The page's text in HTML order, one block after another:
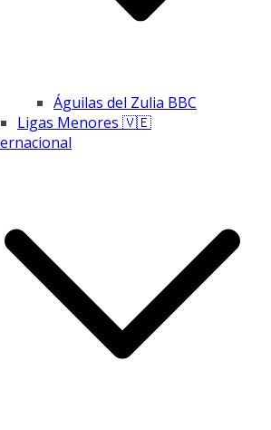
Águilas del Zulia BBC
Ligas Menores 🇻🇪